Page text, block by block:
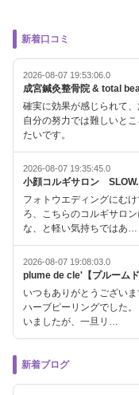
新着口コミ
2026-08-07 19:53:06.0
成宮鍼灸整骨院 & total
確実に効果が感じられて
自分の努力では難しいと
たいです。
2026-08-07 19:35:45.0
小顔コルギサロン SLOW.
フォトウエディングにむ
ろ、こちらのコルギサロ
な、と軽い気持ちではあ…
2026-08-07 19:08:03.0
plume de cle'【プルームド
いつもありがとうござい
ハーブピーリングでした
いましたが、一旦リ…
新着ブログ